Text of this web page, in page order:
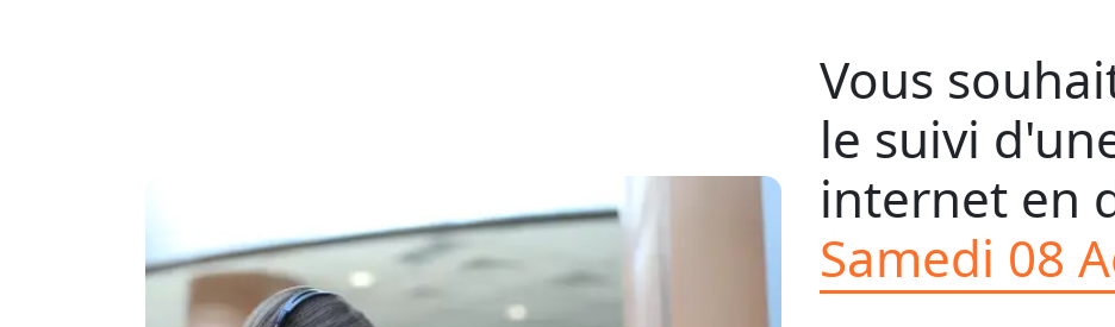
Vous
le suivi
internet en
Samedi 08